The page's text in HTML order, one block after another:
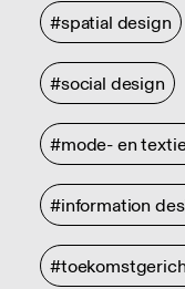
#spatial design
#social design
#mode- en
#information